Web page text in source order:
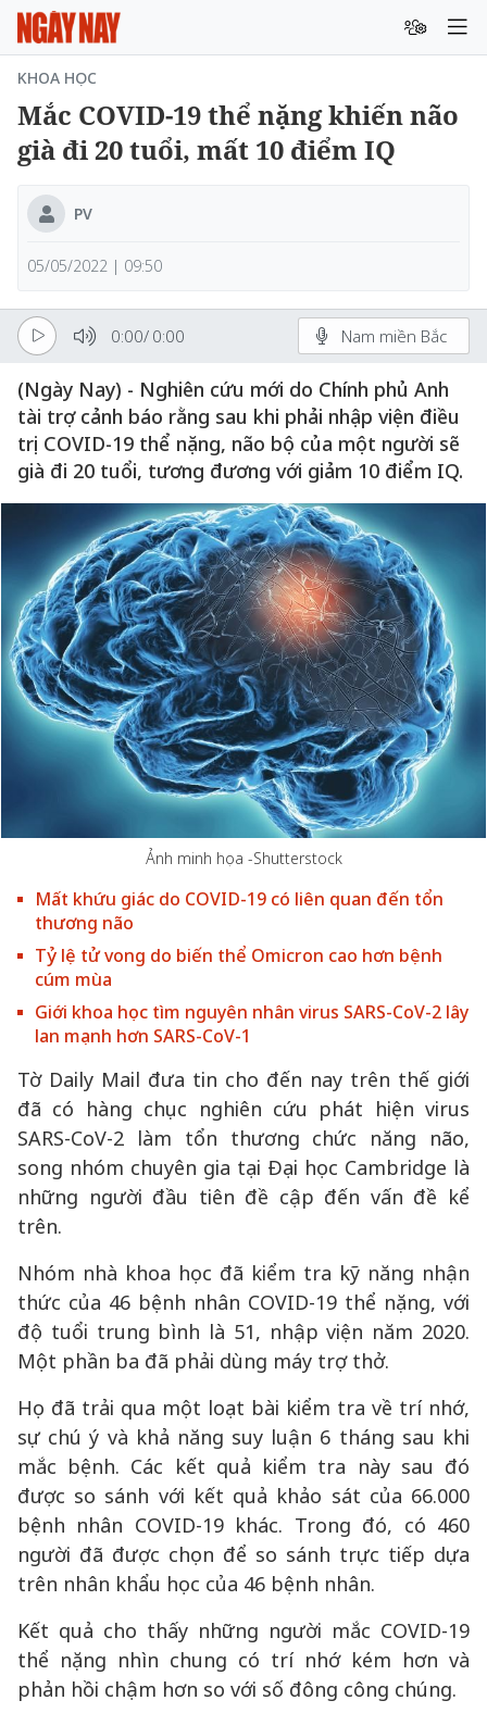
KHOA HỌC
Mắc COVID-19 thể nặng khiến não
già đi 20 tuổi, mất 10 điểm IQ
PV
05/05/2022 | 09:50
0:00/ 0:00 Nam miền Bắc
(Ngày Nay) - Nghiên cứu mới do Chính phủ Anh
tài trợ cảnh báo rằng sau khi phải nhập viện điều
trị COVID-19 thể nặng, não bộ của một người sẽ
già đi 20 tuổi, tương đương với giảm 10 điểm IQ.
Ảnh minh họa -Shutterstock
Mất khứu giác do COVID-19 có liên quan đến tổn
thương não
Tỷ lệ tử vong do biến thể Omicron cao hơn bệnh
cúm mùa
Giới khoa học tìm nguyên nhân virus SARS-CoV-2 lây
lan mạnh hơn SARS-CoV-1
Tờ Daily Mail đưa tin cho đến nay trên thế giới
đã có hàng chục nghiên cứu phát hiện virus
SARS-CoV-2 làm tổn thương chức năng não,
song nhóm chuyên gia tại Đại học Cambridge là
những người đầu tiên đề cập đến vấn đề kể
trên.
Nhóm nhà khoa học đã kiểm tra kỹ năng nhận
thức của 46 bệnh nhân COVID-19 thể nặng, với
độ tuổi trung bình là 51, nhập viện năm 2020.
Một phần ba đã phải dùng máy trợ thở.
Họ đã trải qua một loạt bài kiểm tra về trí nhớ,
sự chú ý và khả năng suy luận 6 tháng sau khi
mắc bệnh. Các kết quả kiểm tra này sau đó
được so sánh với kết quả khảo sát của 66.000
bệnh nhân COVID-19 khác. Trong đó, có 460
người đã được chọn để so sánh trực tiếp dựa
trên nhân khẩu học của 46 bệnh nhân.
Kết quả cho thấy những người mắc COVID-19
thể nặng nhìn chung có trí nhớ kém hơn và
phản hồi chậm hơn so với số đông công chúng.